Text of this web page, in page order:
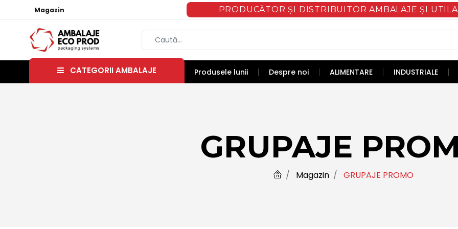
Magazin PRODUCĂTOR ȘI DISTRIBUITOR AMBALAJE ȘI
CATEGORII AMBALAJE Produsele lunii Despre noi ALIMENTARE INDUSTRIALE
GRUPAJE
Magazin GRUPAJE PROMO